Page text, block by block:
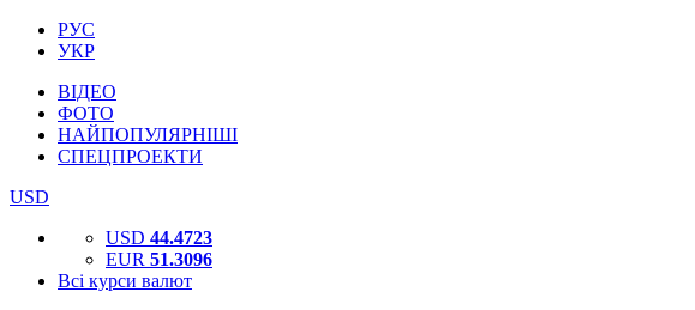
РУС
УКР
ВІДЕО
ФОТО
НАЙПОПУЛЯРНІШІ
СПЕЦПРОЕКТИ
USD
USD 44.4723
EUR 51.3096
Всі курси валют